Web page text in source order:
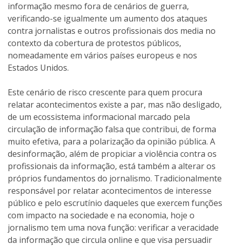
informação mesmo fora de cenários de guerra,
verificando-se igualmente um aumento dos ataques
contra jornalistas e outros profissionais dos media no
contexto da cobertura de protestos públicos,
nomeadamente em vários países europeus e nos
Estados Unidos.
Este cenário de risco crescente para quem procura
relatar acontecimentos existe a par, mas não desligado,
de um ecossistema informacional marcado pela
circulação de informação falsa que contribui, de forma
muito efetiva, para a polarização da opinião pública. A
desinformação, além de propiciar a violência contra os
profissionais da informação, está também a alterar os
próprios fundamentos do jornalismo. Tradicionalmente
responsável por relatar acontecimentos de interesse
público e pelo escrutínio daqueles que exercem funções
com impacto na sociedade e na economia, hoje o
jornalismo tem uma nova função: verificar a veracidade
da informação que circula online e que visa persuadir